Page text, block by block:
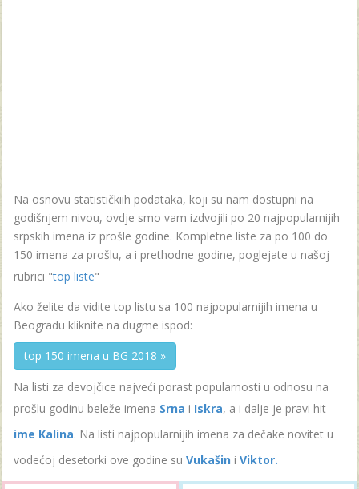
Na osnovu statističkiih podataka, koji su nam dostupni na
godišnjem nivou, ovdje smo vam izdvojili po 20 najpopularnijih
srpskih imena iz prošle godine. Kompletne liste za po 100 do
150 imena za prošlu, a i prethodne godine, poglejate u našoj
rubrici "top liste"
Ako želite da vidite top listu sa 100 najpopularnijih imena u
Beogradu kliknite na dugme ispod:
top 150 imena u BG 2018 »
Na listi za devojčice najveći porast popularnosti u odnosu na
prošlu godinu beleže imena Srna i Iskra, a i dalje je pravi hit
ime Kalina. Na listi najpopularnijih imena za dečake novitet u
vodećoj desetorki ove godine su Vukašin i Viktor.